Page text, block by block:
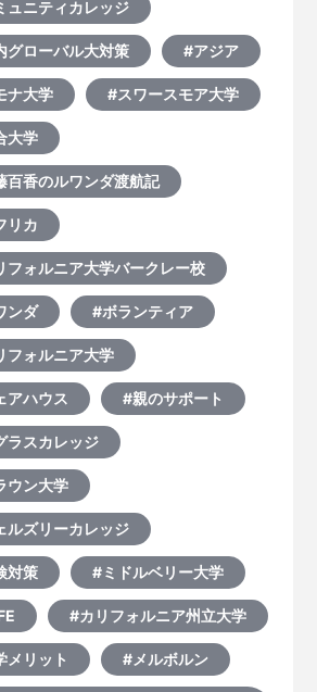
ュニティカレッジ
グローバル大対策 #アジア
ナ大学 #スワースモア大学
大学
百香のルワンダ渡航記
リカ
フォルニア大学バークレー校
ンダ #ボランティア
フォルニア大学
アハウス #親のサポート
ラスカレッジ
ウン大学
ルズリーカレッジ
対策 #ミドルベリー大学
#カリフォルニア州立大学
メリット #メルボルン